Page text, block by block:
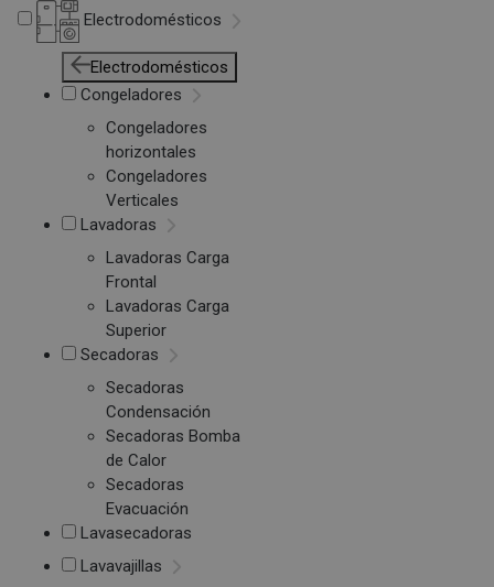
Electrodomésticos
Electrodomésticos
Congeladores
Congeladores
horizontales
Congeladores
Verticales
Lavadoras
Lavadoras Carga
Frontal
Lavadoras Carga
Superior
Secadoras
Secadoras
Condensación
Secadoras Bomba
de Calor
Secadoras
Evacuación
Lavasecadoras
Lavavajillas